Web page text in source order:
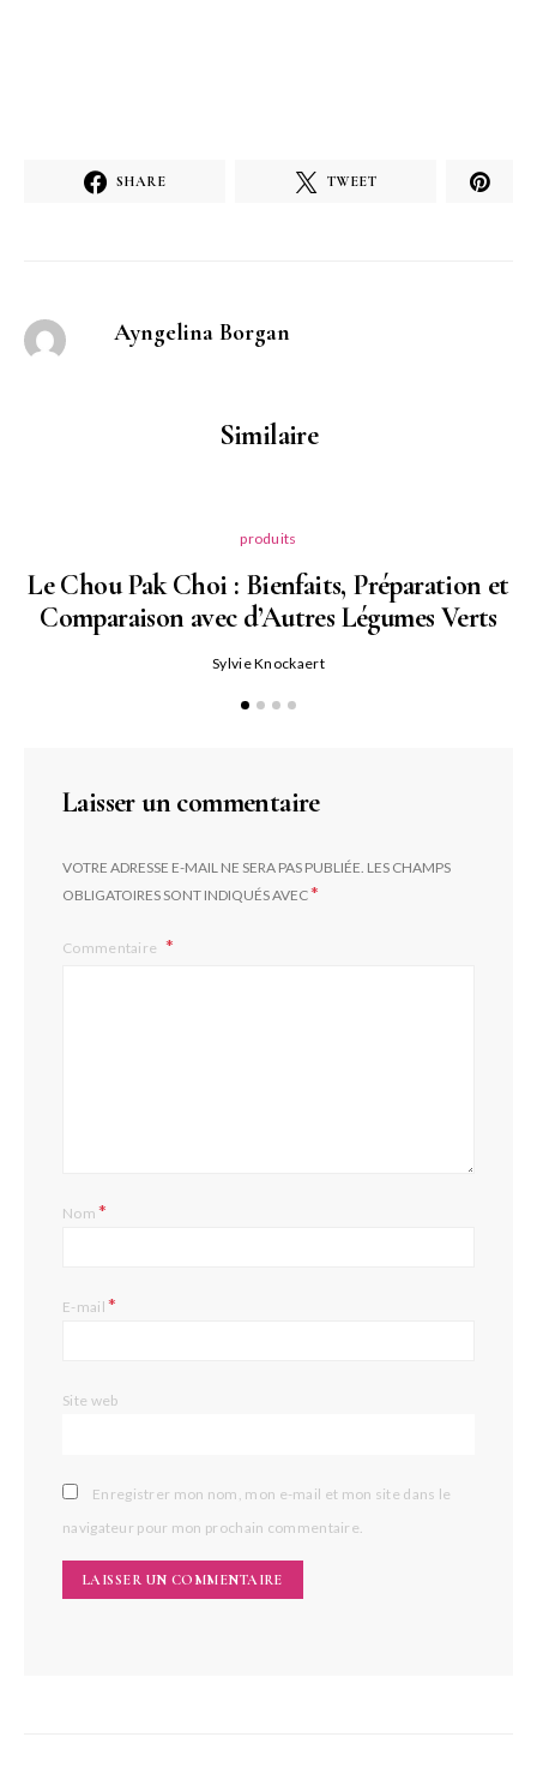
SHARE TWEET
Ayngelina Borgan
Similaire
produits
Le Chou Pak Choi : Bienfaits, Préparation et
Comparaison avec d’Autres Légumes Verts
Sylvie Knockaert
Laisser un commentaire
VOTRE ADRESSE E-MAIL NE SERA PAS PUBLIÉE. LES CHAMPS
OBLIGATOIRES SONT INDIQUÉS AVEC*
Commentaire
Nom*
E-mail*
Site web
Enregistrer mon nom, mon e-mail et mon site dans le
navigateur pour mon prochain commentaire.